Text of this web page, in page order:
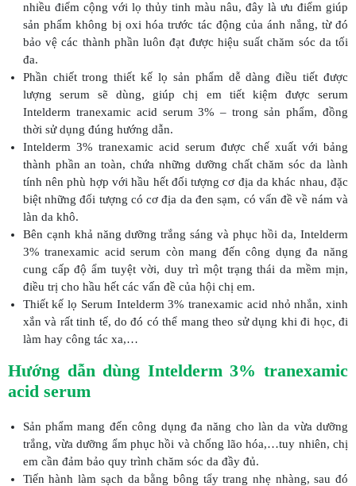
nhiều điểm cộng với lọ thủy tinh màu nâu, đây là ưu điểm giúp
sản phẩm không bị oxi hóa trước tác động của ánh nắng, từ đó
bảo vệ các thành phần luôn đạt được hiệu suất chăm sóc da tối
đa.
Phần chiết trong thiết kế lọ sản phẩm dễ dàng điều tiết được
lượng serum sẽ dùng, giúp chị em tiết kiệm được serum
Intelderm tranexamic acid serum 3% – trong sản phẩm, đồng
thời sử dụng đúng hướng dẫn.
Intelderm 3% tranexamic acid serum được chế xuất với bảng
thành phần an toàn, chứa những dưỡng chất chăm sóc da lành
tính nên phù hợp với hầu hết đối tượng cơ địa da khác nhau, đặc
biệt những đối tượng có cơ địa da đen sạm, có vấn đề về nám và
làn da khô.
Bên cạnh khả năng dưỡng trắng sáng và phục hồi da, Intelderm
3% tranexamic acid serum còn mang đến công dụng đa năng
cung cấp độ ẩm tuyệt vời, duy trì một trạng thái da mềm mịn,
điều trị cho hầu hết các vấn đề của hội chị em.
Thiết kế lọ Serum Intelderm 3% tranexamic acid nhỏ nhắn, xinh
xắn và rất tinh tế, do đó có thể mang theo sử dụng khi đi học, đi
làm hay công tác xa,…
Hướng dẫn dùng Intelderm 3% tranexamic
acid serum
Sản phẩm mang đến công dụng đa năng cho làn da vừa dưỡng
trắng, vừa dưỡng ẩm phục hồi và chống lão hóa,…tuy nhiên, chị
em cần đảm bảo quy trình chăm sóc da đầy đủ.
Tiến hành làm sạch da bằng bông tẩy trang nhẹ nhàng, sau đó